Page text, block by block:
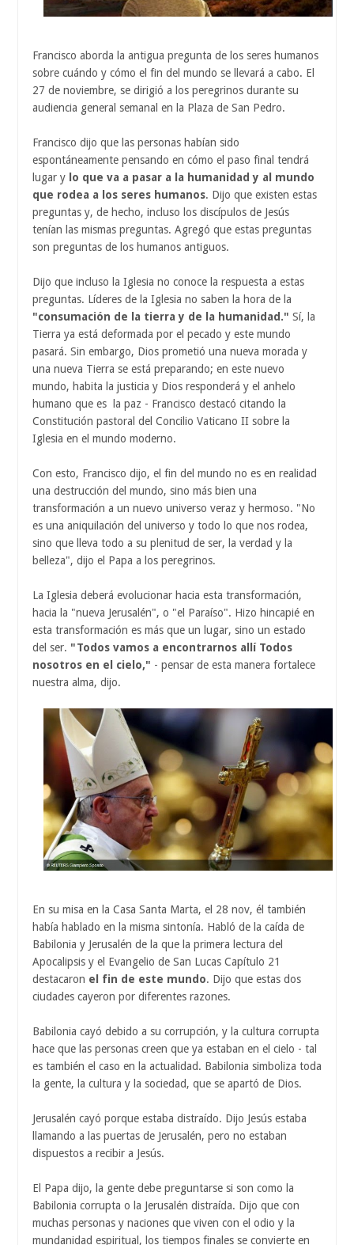
Francisco aborda la antigua pregunta de los seres humanos
sobre cuándo y cómo el fin del mundo se llevará a cabo. El
27 de noviembre, se dirigió a los peregrinos durante su
audiencia general semanal en la Plaza de San Pedro.
Francisco dijo que las personas habían sido
espontáneamente pensando en cómo el paso final tendrá
lugar y lo que va a pasar a la humanidad y al mundo
que rodea a los seres humanos. Dijo que existen estas
preguntas y, de hecho, incluso los discípulos de Jesús
tenían las mismas preguntas. Agregó que estas preguntas
son preguntas de los humanos antiguos.
Dijo que incluso la Iglesia no conoce la respuesta a estas
preguntas. Líderes de la Iglesia no saben la hora de la
"consumación de la tierra y de la humanidad." Sí, la
Tierra ya está deformada por el pecado y este mundo
pasará. Sin embargo, Dios prometió una nueva morada y
una nueva Tierra se está preparando; en este nuevo
mundo, habita la justicia y Dios responderá y el anhelo
humano que es la paz - Francisco destacó citando la
Constitución pastoral del Concilio Vaticano II sobre la
Iglesia en el mundo moderno.
Con esto, Francisco dijo, el fin del mundo no es en realidad
una destrucción del mundo, sino más bien una
transformación a un nuevo universo veraz y hermoso. "No
es una aniquilación del universo y todo lo que nos rodea,
sino que lleva todo a su plenitud de ser, la verdad y la
belleza", dijo el Papa a los peregrinos.
La Iglesia deberá evolucionar hacia esta transformación,
hacia la "nueva Jerusalén", o "el Paraíso". Hizo hincapié en
esta transformación es más que un lugar, sino un estado
del ser. "Todos vamos a encontrarnos allí Todos
nosotros en el cielo," - pensar de esta manera fortalece
nuestra alma, dijo.
En su misa en la Casa Santa Marta, el 28 nov, él también
había hablado en la misma sintonía. Habló de la caída de
Babilonia y Jerusalén de la que la primera lectura del
Apocalipsis y el Evangelio de San Lucas Capítulo 21
destacaron el fin de este mundo. Dijo que estas dos
ciudades cayeron por diferentes razones.
Babilonia cayó debido a su corrupción, y la cultura corrupta
hace que las personas creen que ya estaban en el cielo - tal
es también el caso en la actualidad. Babilonia simboliza toda
la gente, la cultura y la sociedad, que se apartó de Dios.
Jerusalén cayó porque estaba distraído. Dijo Jesús estaba
llamando a las puertas de Jerusalén, pero no estaban
dispuestos a recibir a Jesús.
El Papa dijo, la gente debe preguntarse si son como la
Babilonia corrupta o la Jerusalén distraída. Dijo que con
muchas personas y naciones que viven con el odio y la
mundanidad espiritual, los tiempos finales se convierte en